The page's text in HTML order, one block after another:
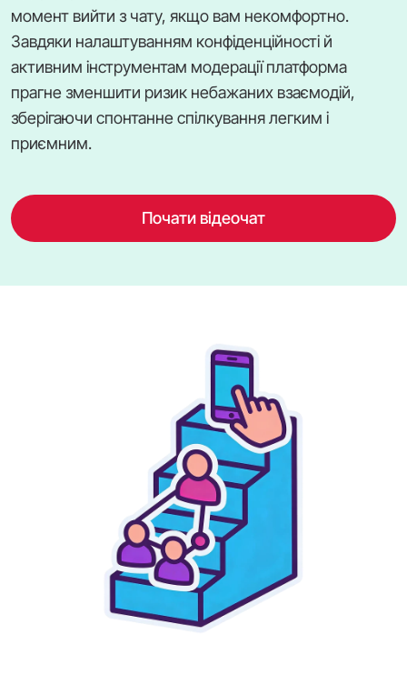
момент вийти з чату, якщо вам некомфортно.
Завдяки налаштуванням конфіденційності й
активним інструментам модерації платформа
прагне зменшити ризик небажаних взаємодій,
зберігаючи спонтанне спілкування легким і
приємним.
Почати відеочат